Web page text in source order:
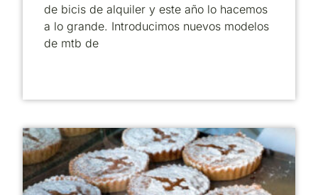
de bicis de alquiler y este año lo hacemos
a lo grande. Introducimos nuevos modelos
de mtb de